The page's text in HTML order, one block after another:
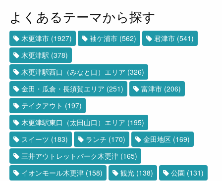
よくあるテーマから探す
木更津市 (1927) 袖ケ浦市 (562) 君津市 (541)
木更津駅 (378)
木更津駅西口（みなと口）エリア (326)
金田・瓜倉・長須賀エリア (251) 富津市 (206)
テイクアウト (197)
木更津駅東口（太田山口）エリア (195)
スイーツ (183) ランチ (170) 金田地区 (169)
三井アウトレットパーク木更津 (165)
イオンモール木更津 (158) 観光 (138) 公園 (131)